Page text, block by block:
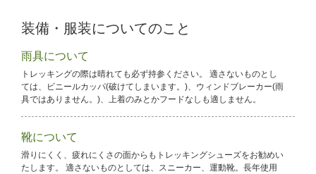
装備・服装についてのこと
雨具について
トレッキングの際は晴れても必ず持参ください。 適さないものとし
ては、ビニールカッパ(破けてしまいます。)、ウィンドブレーカー(雨
具ではありません。)、上着のみとかフードなしも適しません。
靴について
滑りにくく、疲れにくさの面からもトレッキングシューズをお勧めい
たします。 適さないものとしては、スニーカー、運動靴。長年使用